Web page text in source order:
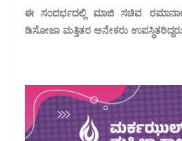
ಈ ಸಂದರ್ಭದಲ್ಲಿ ಮಾಜಿ ಸಚಿವ
ಡಿಸೋಜಾ ಮತ್ತಿತರ ಅನೇಕರು